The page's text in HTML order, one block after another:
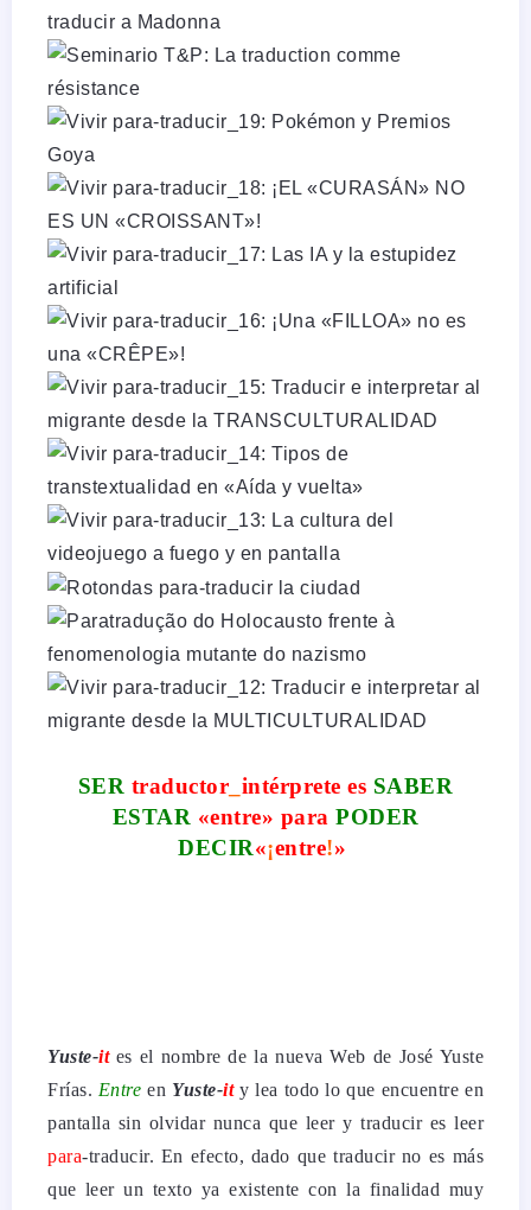
SER traductor intérprete es SABER
ESTAR «entre» para PODER
DECIR«¡entre!»
Yuste-ites el nombre de la nueva Web de José Yuste
Frías. Entre en Yuste-ity lea todo lo que encuentre en
pantalla sin olvidar nunca que leer y traducir es leer
para-traducir. En efecto, dado que traducir no es más
que leer un texto ya existente con la finalidad muy